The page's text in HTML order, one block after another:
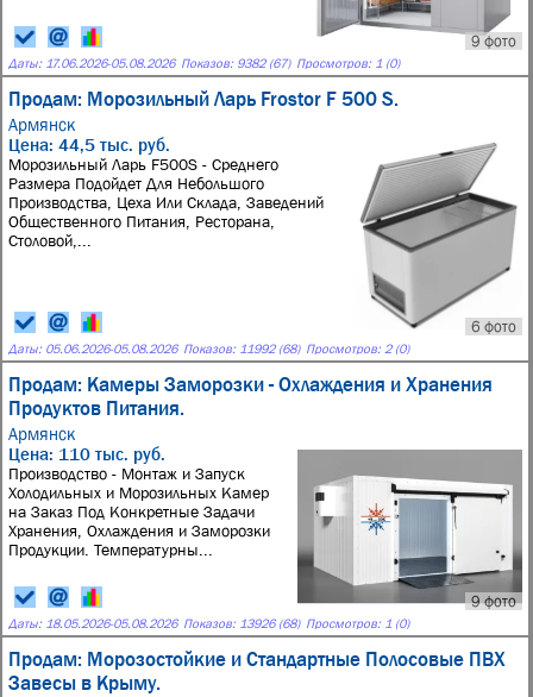
9 фото
Даты: 17.06.2026-05.08.2026 Показов: 9382 (67) Просмотров: 1 (0)
Продам: Морозильный Ларь Frostor F 500 S.
Армянск
6 фото
Цена: 44,5 тыс. руб.
Морозильный Ларь F500S - Среднего
Размера Подойдет Для Небольшого
Производства, Цеха Или Склада, Заведений
Общественного Питания, Ресторана,
Столовой,...
Даты: 05.06.2026-05.08.2026 Показов: 11992 (68) Просмотров: 2 (0)
Продам: Камеры Заморозки - Охлаждения и Хранения
Продуктов Питания.
Армянск
9 фото
Цена: 110 тыс. руб.
Производство - Монтаж и Запуск
Холодильных и Морозильных Камер
на Заказ Под Конкретные Задачи
Хранения, Охлаждения и Заморозки
Продукции. Температурны...
Даты: 18.05.2026-05.08.2026 Показов: 13926 (68) Просмотров: 1 (0)
Продам: Морозостойкие и Стандартные Полосовые ПВХ
Завесы в Крыму.